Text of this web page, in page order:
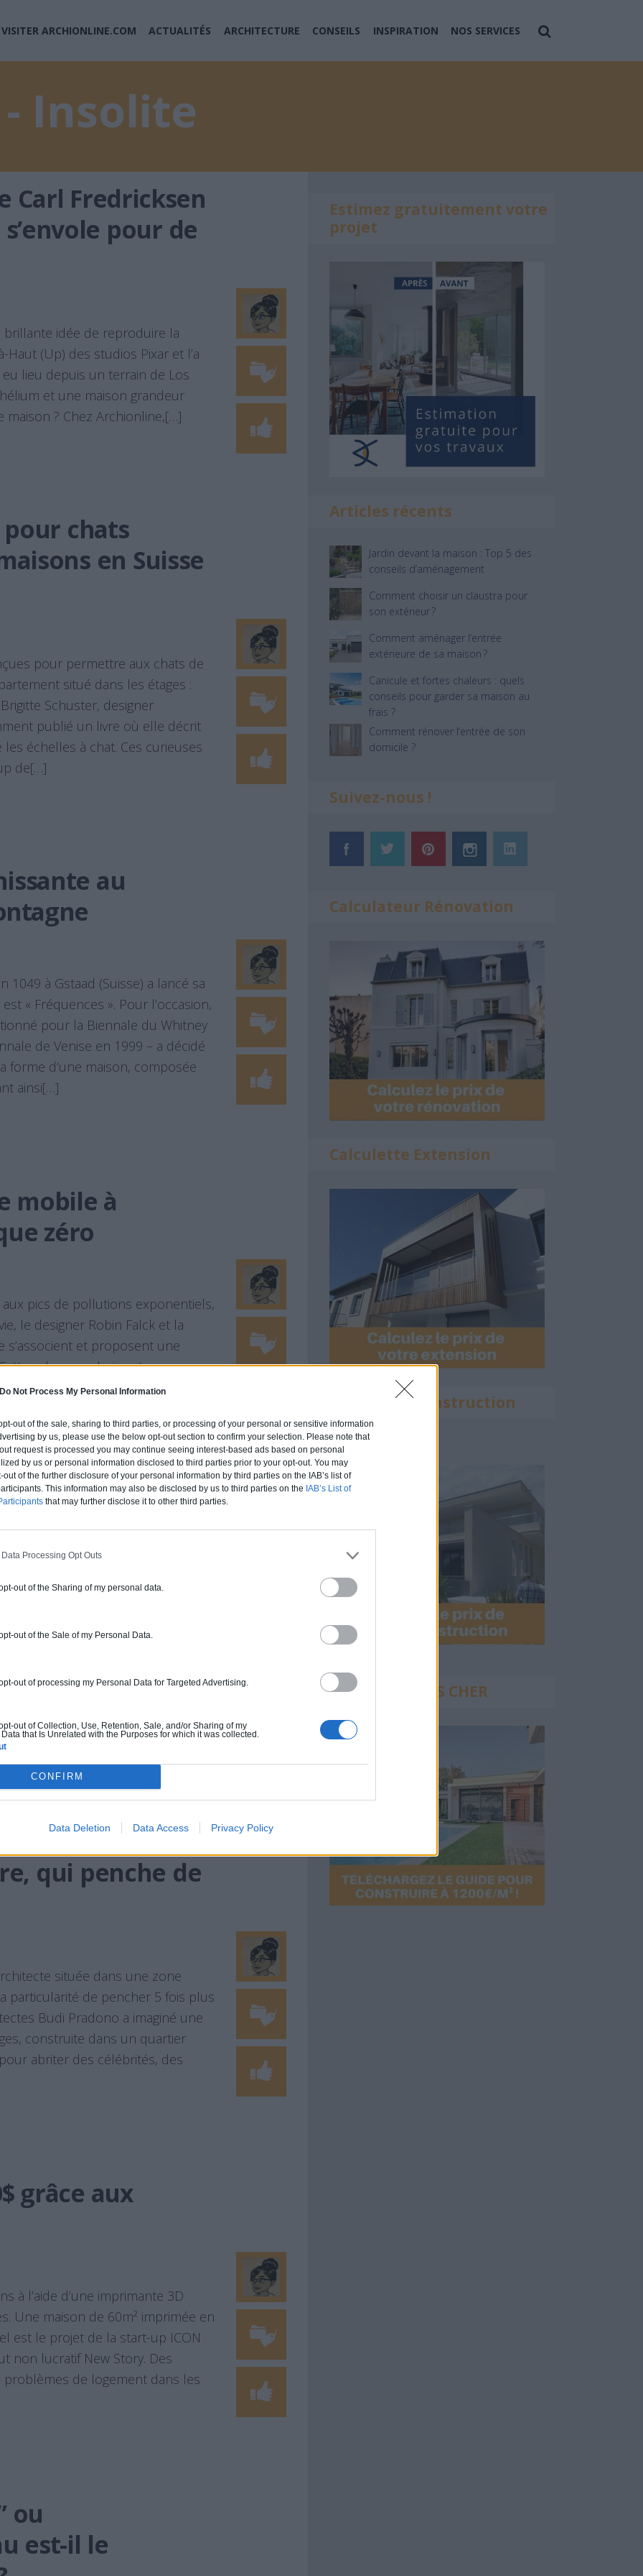
Do Not Process My Personal Information
out of the sale, sharing to third parties, or processing of your personal or sensitive information
by us, please use the below opt-out section to confirm your selection. Please note that
request is processed you may continue seeing interest-based ads based on personal
by us or personal information disclosed to third parties prior to your opt-out. You may
of the further disclosure of your personal information by third parties on the IAB’s list of
This information may also be disclosed by us to third parties on the IAB’s List of
that may further disclose it to other third parties.
Processing Opt Outs
out of the Sharing of my personal data.
out of the Sale of my Personal Data.
out of processing my Personal Data for Targeted Advertising.
out of Collection, Use, Retention, Sale, and/or Sharing of my
that Is Unrelated with the Purposes for which it was collected.
CONFIRM
Data Deletion Data Access Privacy Policy
VISITER ARCHIONLINE.COM ACTUALITÉS ARCHITECTURE CONSEILS INSPIRATION NOS SERVICES
Insolite
Carl Fredricksen
pour de
brillante idée de reproduire la
(Up) des studios Pixar et l’a
lieu depuis un terrain de Los
et une maison grandeur
? Chez Archionline,[…]
chats
en Suisse
pour permettre aux chats de
situé dans les étages :
Schuster, designer
publié un livre où elle décrit
échelles à chat. Ces curieuses
de[…]
au
1049 à Gstaad (Suisse) a lancé sa
« Fréquences ». Pour l’occasion,
pour la Biennale du Whitney
de Venise en 1999 – a décidé
forme d’une maison, composée
ainsi[…]
mobile à
zéro
pics de pollutions exponentiels,
le designer Robin Falck et la
s’associent et proposent une
cabane en bois est un
renouvelable Finlandaise Neste.
peut être bâti n’importe[…]
d’être un
suisse, est un projet du
par Alessandro Bosshard,
Le projet est
de nombreux architectes se
en construisant des maisons en
qui penche de
située dans une zone
particularité de pencher 5 fois plus
Budi Pradono a imaginé une
construite dans un quartier
abriter des célébrités, des
grâce aux
à l’aide d’une imprimante 3D
Une maison de 60m² imprimée en
est le projet de la start-up ICON
non lucratif New Story. Des
de logement dans les
ou
est-il le
Estimez gratuitement votre
projet
Articles récents
Jardin devant la maison : Top 5 des
conseils d’aménagement
Comment choisir un claustra pour
son extérieur ?
Comment aménager l’entrée
extérieure de sa maison ?
Canicule et fortes chaleurs : quels
conseils pour garder sa maison au
frais ?
Comment rénover l’entrée de son
domicile ?
Suivez-nous !
Calculateur Rénovation
Calculette Extension
Calculette Construction
Construire PAS CHER